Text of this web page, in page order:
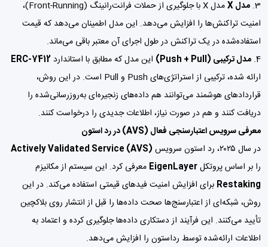
مدل X
مدل X با جلوگیری از حملات فرانت‌رانینگ (Front-Running)،
امنیت تراکنش‌ها را افزایش می‌دهد. این مدل اطمینان می‌دهد که قیمت
استفاده‌شده در یک تراکنش در طول اجرای آن معتبر باقی می‌ماند.
مدل ترکیبی (Push + Pull)
این مدل که مطابق با استاندارد ERC-7412
ارائه شده، ترکیبی از استراتژی‌های Push و Pull است. در این روش،
قراردادهای هوشمند می‌توانند هم داده‌های زنجیره‌ای به‌روزرسانی‌شده را
دریافت کنند و هم در صورت نیاز، اطلاعات جدیدی را درخواست کنند.
معرفی سرویس اعتبارسنجی فعال (AVS) در رد استون
در سال ۲۰۲۵، رد استون سرویس
Actively Validated Service (AVS)
را بر اساس پروتکلEigenLayer معرفی کرد. این سیستم از مکانیزم
Restaking برای افزایش امنیت فیدهای قیمتی استفاده می‌کند. در این
روش، شبکه‌ای از اعتبارسنج‌ها صحت داده‌ها را قبل از انتشار روی بلاکچین
تأیید می‌کنند. این فرآیند از دستکاری داده‌ها جلوگیری کرده و اعتماد به
اطلاعات ارائه‌شده توسط رداستون را افزایش می‌دهد.